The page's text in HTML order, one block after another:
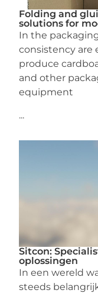
Folding and
solutions for
In the
consistency are
produce
and other
equipment
...
Sitcon:
oplossingen
In een wereld
steeds